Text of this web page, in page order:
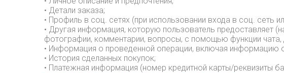
• Детали заказа;
• Профиль в соц. сетях (при использовании входа в соц. сеть
• Другая информация, которую пользователь предоставляет
фотографии, комментарии, вопросы, с помощью функции чата,
• Информация о проведенной операции, включая информацию
• История сделанных покупок;
• Платежная информация (номер кредитной карты/реквизиты